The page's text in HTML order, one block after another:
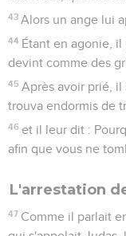
43 Alors un ange lui
44 Étant en agonie,
devint comme des
45 Après avoir prié, il
trouva endormis de
46 et il leur dit :
afin que vous ne
L'arrestation
47 Comme il parlait